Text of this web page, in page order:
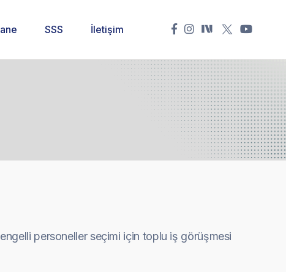
SSS İletişim
personeller seçimi için toplu iş görüşmesi